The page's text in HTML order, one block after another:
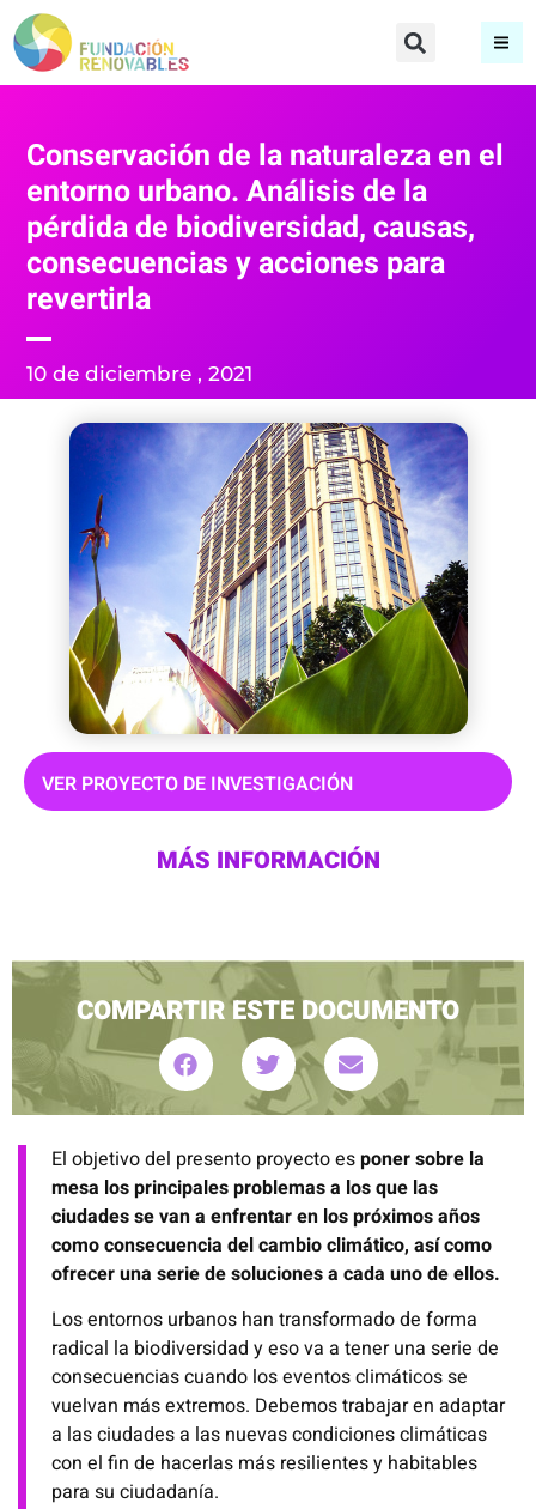
Conservación de la naturaleza en el
entorno urbano. Análisis de la
pérdida de biodiversidad, causas,
consecuencias y acciones para
revertirla
10 de diciembre , 2021
MÁS INFORMACIÓN
VER PROYECTO DE INVESTIGACIÓN
COMPARTIR ESTE DOCUMENTO
El objetivo del presento proyecto esponer sobre la
mesa los principales problemas a los que las
ciudades se van a enfrentar en los próximos años
como consecuencia del cambio climático, así como
ofrecer una serie de soluciones a cada uno de ellos.
Los entornos urbanos han transformado de forma
radical la biodiversidad y eso va a tener una serie de
consecuencias cuando los eventos climáticos se
vuelvan más extremos. Debemos trabajar en adaptar
a las ciudades a las nuevas condiciones climáticas
con el fin de hacerlas más resilientes y habitables
para su ciudadanía.